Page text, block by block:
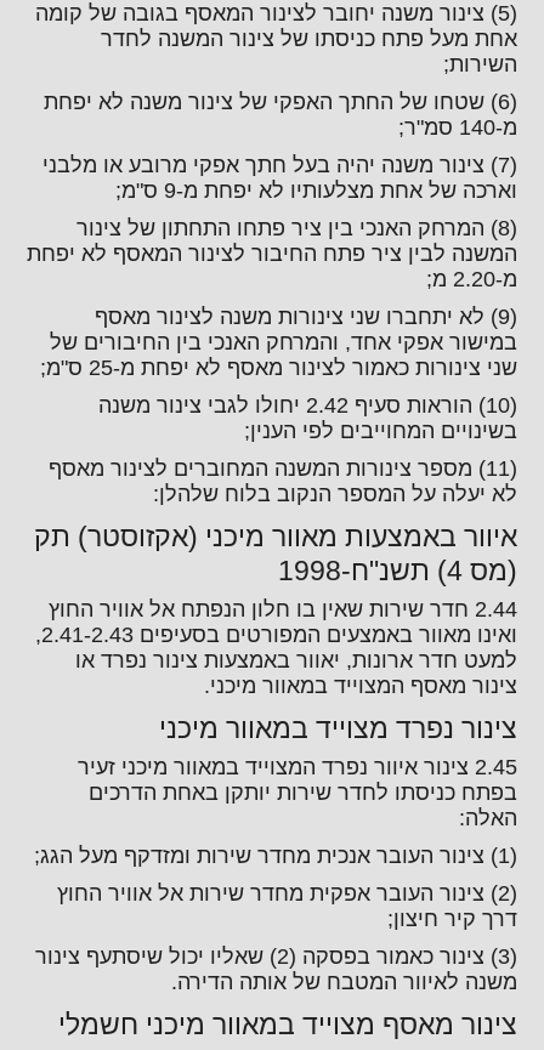
(5) צינור משנה יחובר לצינור המאסף בגובה של קומה
אחת מעל פתח כניסתו של צינור המשנה לחדר
השירות;
(6) שטחו של החתך האפקי של צינור משנה לא יפחת
מ-140 סמ"ר;
(7) צינור משנה יהיה בעל חתך אפקי מרובע או מלבני
וארכה של אחת מצלעותיו לא יפחת מ-9 ס"מ;
(8) המרחק האנכי בין ציר פתחו התחתון של צינור
המשנה לבין ציר פתח החיבור לצינור המאסף לא יפחת
מ-2.20 מ;
(9) לא יתחברו שני צינורות משנה לצינור מאסף
במישור אפקי אחד, והמרחק האנכי בין החיבורים של
שני צינורות כאמור לצינור מאסף לא יפחת מ-25 ס"מ;
(10) הוראות סעיף 2.42 יחולו לגבי צינור משנה
בשינויים המחוייבים לפי הענין;
(11) מספר צינורות המשנה המחוברים לצינור מאסף
לא יעלה על המספר הנקוב בלוח שלהלן:
איוור באמצעות מאוור מיכני (אקזוסטר) תק
(מס 4) תשנ"ח-1998
2.44 חדר שירות שאין בו חלון הנפתח אל אוויר החוץ
ואינו מאוור באמצעים המפורטים בסעיפים 2.41-2.43,
למעט חדר ארונות, יאוור באמצעות צינור נפרד או
צינור מאסף המצוייד במאוור מיכני.
צינור נפרד מצוייד במאוור מיכני
2.45 צינור איוור נפרד המצוייד במאוור מיכני זעיר
בפתח כניסתו לחדר שירות יותקן באחת הדרכים
האלה:
(1) צינור העובר אנכית מחדר שירות ומזדקף מעל הגג;
(2) צינור העובר אפקית מחדר שירות אל אוויר החוץ
דרך קיר חיצון;
(3) צינור כאמור בפסקה (2) שאליו יכול שיסתעף צינור
משנה לאיוור המטבח של אותה הדירה.
צינור מאסף מצוייד במאוור מיכני חשמלי